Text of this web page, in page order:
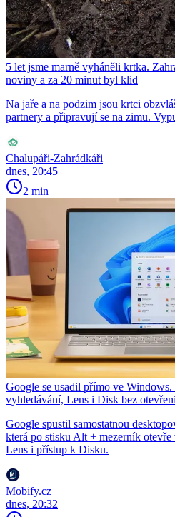
5 let jsme marně vyháněli krtka.
noviny a za 20 minut byl klid
Na jaře a na podzim jsou krtci
partnery a připravují se na zimu.
Chalupáři-Zahrádkáři
dnes, 20:45
2 min
Google se usadil přímo ve
vyhledávání, Lens i Disk bez
Google spustil samostatnou
která po stisku Alt + mezerník
Lens i přístup k Disku.
Mobify.cz
dnes, 20:32